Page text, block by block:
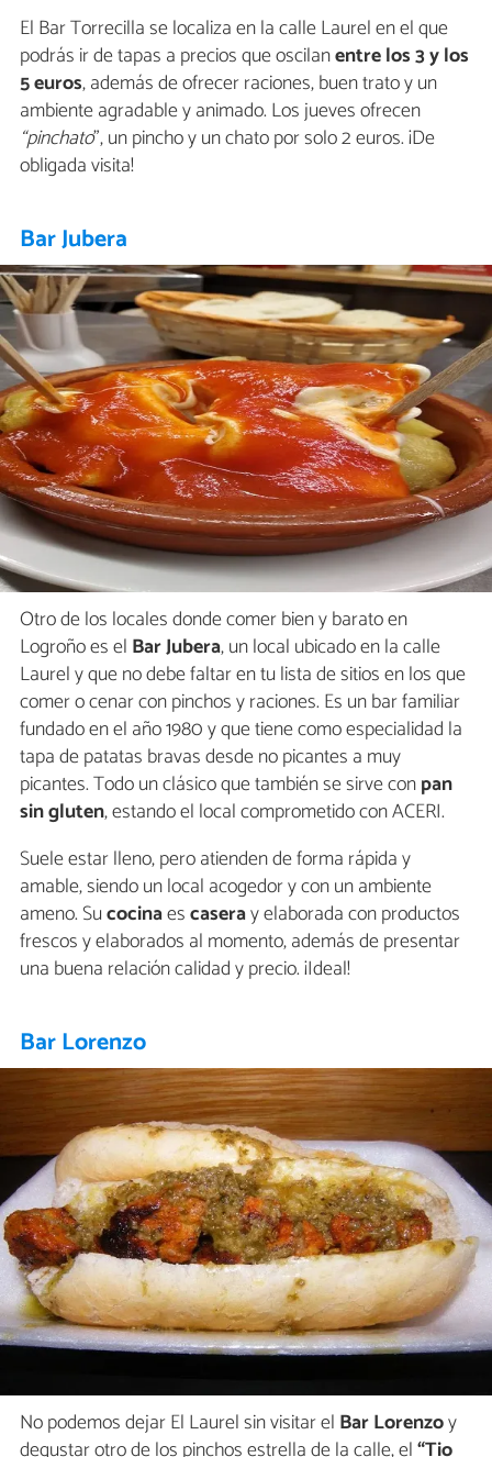
El Bar Torrecilla se localiza en la calle Laurel en el que
podrás ir de tapas a precios que oscilanentre los 3 y los
5 euros, además de ofrecer raciones, buen trato y un
ambiente agradable y animado. Los jueves ofrecen
“pinchato”, un pincho y un chato por solo 2 euros. ¡De
obligada visita!
Bar Jubera
Otro de los locales donde comer bien y barato en
Logroño es el Bar Jubera, un local ubicado en la calle
Laurel y que no debe faltar en tu lista de sitios en los que
comer o cenar con pinchos y raciones. Es un bar familiar
fundado en el año 1980 y que tiene como especialidad la
tapa de patatas bravas desde no picantes a muy
picantes. Todo un clásico que también se sirve conpan
sin gluten, estando el local comprometido con ACERI.
Suele estar lleno, pero atienden de forma rápida y
amable, siendo un local acogedor y con un ambiente
ameno. Sucocinaescaseray elaborada con productos
frescos y elaborados al momento, además de presentar
una buena relación calidad y precio. ¡Ideal!
Bar Lorenzo
No podemos dejar El Laurel sin visitar el Bar Lorenzoy